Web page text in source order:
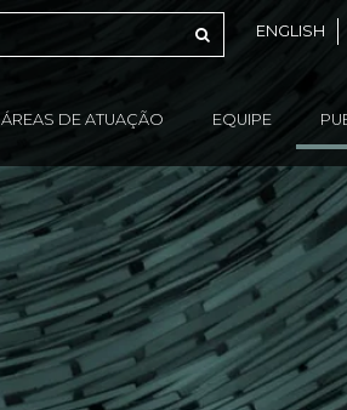
ENGLISH
ÁREAS DE ATUAÇÃO EQUIPE